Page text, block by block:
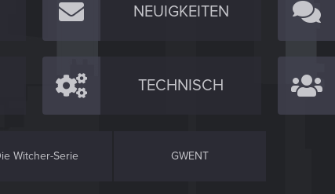
NEUIGKEITEN
TECHNISCH
Witcher-Serie GWENT